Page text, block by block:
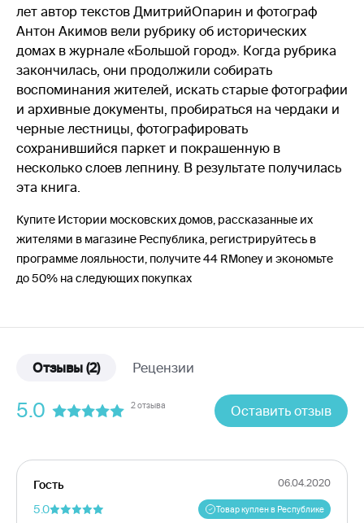
лет автор текстов ДмитрийОпарин и фотограф
Антон Акимов вели рубрику об исторических
домах в журнале «Большой город». Когда рубрика
закончилась, они продолжили собирать
воспоминания жителей, искать старые фотографии
и архивные документы, пробираться на чердаки и
черные лестницы, фотографировать
сохранившийся паркет и покрашенную в
несколько слоев лепнину. В результате получилась
эта книга.
Купите Истории московских домов, рассказанные их
жителями в магазине Республика, регистрируйтесь в
программе лояльности, получите 44 RMoney и экономьте
до 50% на следующих покупках
Отзывы (2) Рецензии
5.0 2 отзыва Оставить отзыв
Гость 06.04.2020
5.0 Товар куплен в Республике